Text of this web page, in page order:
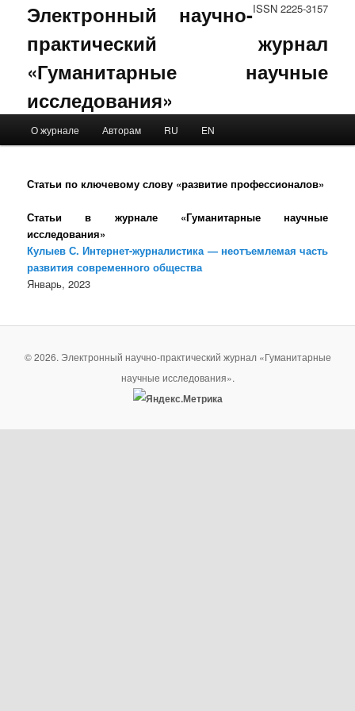
ISSN 2225-3157
Электронный научно-
практический журнал
«Гуманитарные научные
исследования»
Skip to primary content
Skip to secondary content
О журнале Авторам RU EN
Статьи по ключевому слову «развитие профессионалов»
Статьи в журнале «Гуманитарные научные
исследования»
Кулыев С. Интернет-журналистика — неотъемлемая часть
развития современного общества
Январь, 2023
© 2026. Электронный научно-практический журнал «Гуманитарные
научные исследования».